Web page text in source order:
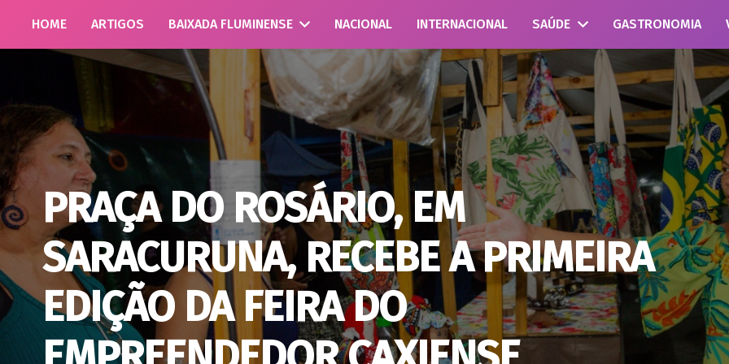
HOME ARTIGOS BAIXADA FLUMINENSE NACIONAL INTERNACIONAL SAÚDE GASTRONOMIA
PRAÇA DO ROSÁRIO, EM
SARACURUNA, RECEBE A PRIMEIRA
EDIÇÃO DA FEIRA DO